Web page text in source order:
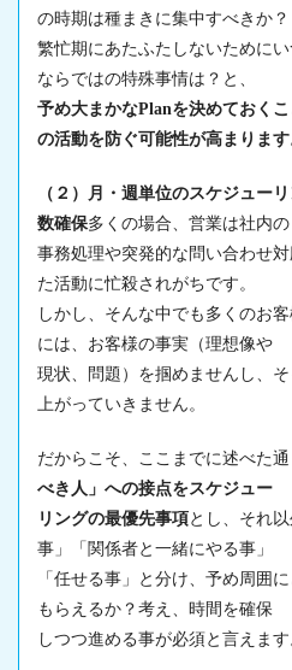
の時期は種まきに集中すべきか？
繁忙期にあたふたしないために
ならではの特殊事情は？と、
予め大まかなPlanを決めておく
の活動を防ぐ可能性が高まります
（２）月・週単位のスケジュー
数確保多くの場合、営業は社内の
事務処理や突発的な問い合わせ
た活動に忙殺されがちです。
しかし、そんな中でも多くのお
には、お客様の事実（理想像や
現状、問題）を掴めませんし、
上がっていきません。
だからこそ、ここまでに述べた通
べき人」への接点をスケジュー
リングの最優先事項とし、それ
事」「関係者と一緒にやる事」
「任せる事」と分け、予め周囲
もらえるか？考え、時間を確保
しつつ進める事が必須と言えます